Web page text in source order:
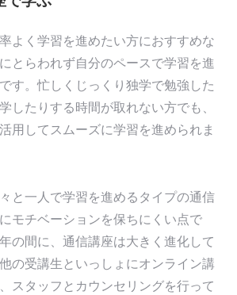
よく学習を進めたい方におすすめな
とらわれず自分のペースで学習を進
す。忙しくじっくり独学で勉強した
したりする時間が取れない方でも、
用してスムーズに学習を進められま
と一人で学習を進めるタイプの通信
モチベーションを保ちにくい点で
の間に、通信講座は大きく進化して
の受講生といっしょにオンライン講
スタッフとカウンセリングを行って